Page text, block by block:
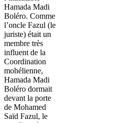
Hamada Madi
Boléro. Comme
l’oncle Fazul (le
juriste) était un
membre très
influent de la
Coordination
mohélienne,
Hamada Madi
Boléro dormait
devant la porte
de Mohamed
Saïd Fazul, le